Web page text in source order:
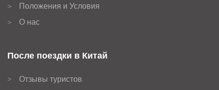
>
Положения и Условия
>
О нас
После поездки в Китай
>
Отзывы туристов